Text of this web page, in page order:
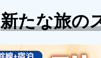
新たな旅の